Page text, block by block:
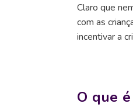
Claro que
com as
incentivar a
O que